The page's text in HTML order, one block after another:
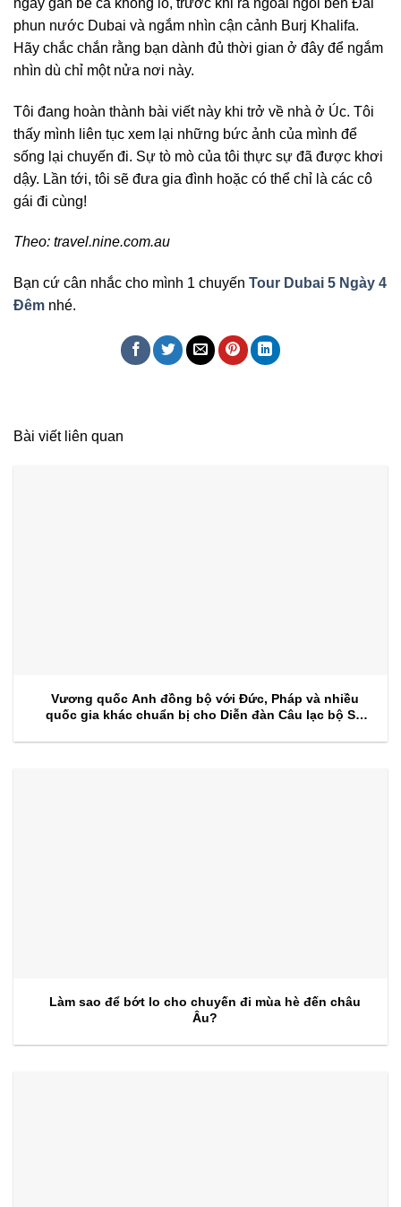
phun nước Dubai và ngắm nhìn cận cảnh Burj Khalifa.
Hãy chắc chắn rằng bạn dành đủ thời gian ở đây để ngắm
nhìn dù chỉ một nửa nơi này.
Tôi đang hoàn thành bài viết này khi trở về nhà ở Úc. Tôi
thấy mình liên tục xem lại những bức ảnh của mình để
sống lại chuyến đi. Sự tò mò của tôi thực sự đã được khơi
dậy. Lần tới, tôi sẽ đưa gia đình hoặc có thể chỉ là các cô
gái đi cùng!
Theo: travel.nine.com.au
Bạn cứ cân nhắc cho mình 1 chuyến Tour Dubai 5 Ngày 4
Đêm nhé.
Bài viết liên quan
Vương quốc Anh đồng bộ với Đức, Pháp và nhiều
quốc gia khác chuẩn bị cho Diễn đàn Câu lạc bộ Sự
Làm sao để bớt lo cho chuyến đi mùa hè đến châu
Âu?